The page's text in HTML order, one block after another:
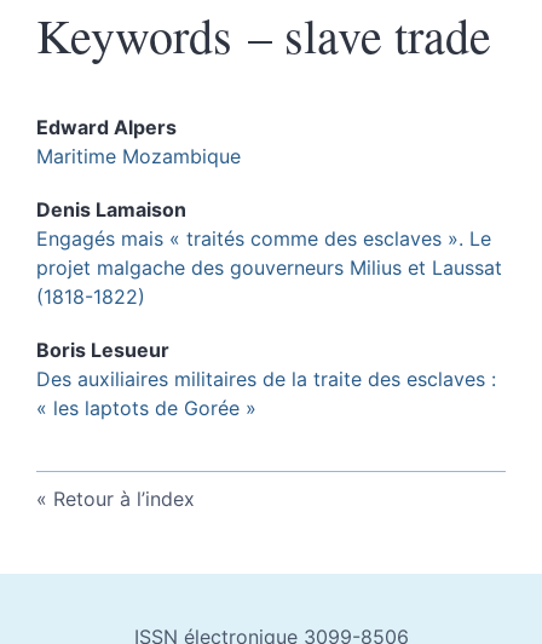
Keywords – slave trade
Edward Alpers
Maritime Mozambique
Denis Lamaison
Engagés mais « traités comme des esclaves ». Le
projet malgache des gouverneurs Milius et Laussat
(1818-1822)
Boris Lesueur
Des auxiliaires militaires de la traite des esclaves :
« les laptots de Gorée »
Retour à l’index
ISSN électronique 3099-8506